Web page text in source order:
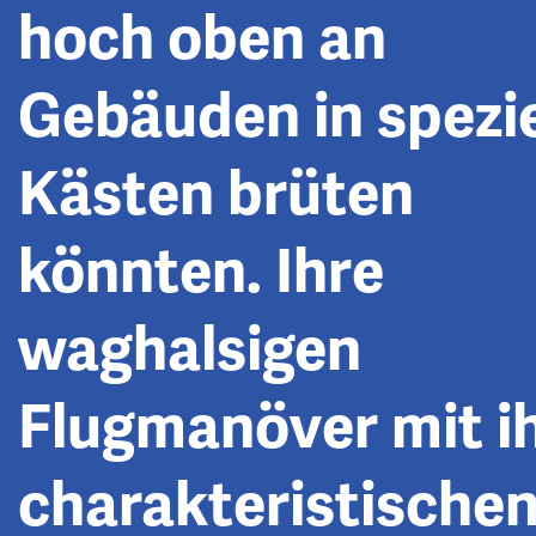
hoch oben an
Gebäuden in
Kästen brüten
könnten. Ihre
waghalsigen
Flugmanöver mit
charakteristischen